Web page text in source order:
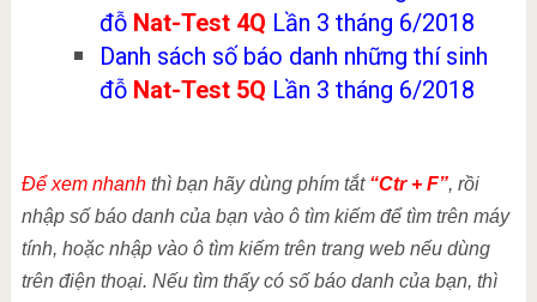
đỗNat-Test 4Q Lần 3 tháng 6/2018
Danh sách số báo danh những thí sinh
đỗNat-Test 5Q Lần 3 tháng 6/2018
Để xem nhanhthì bạn hãy dùng phím tắt “Ctr + F”, rồi
nhập số báo danh của bạn vào ô tìm kiếm để tìm trên máy
tính, hoặc nhập vào ô tìm kiếm trên trang web nếu dùng
trên điện thoại. Nếu tìm thấy có số báo danh của bạn, thì